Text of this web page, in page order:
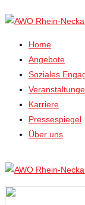
Home
Angebote
Soziales
Karriere
Pressespiegel
Über uns